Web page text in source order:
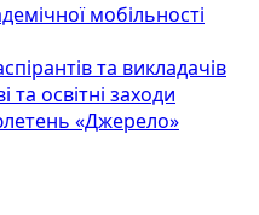
мобільності
та викладачів
та освітні заходи
«Джерело»